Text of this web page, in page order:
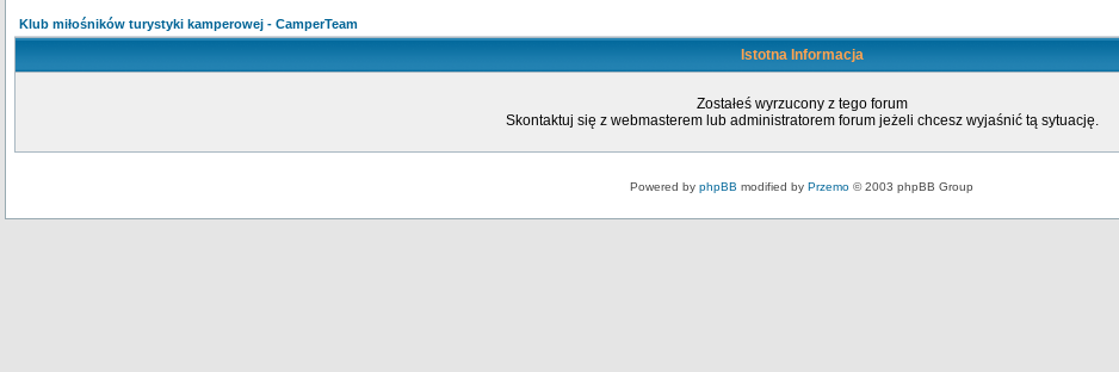
Klub miłośników turystyki kamperowej - CamperTeam
Istotna Informacja
Zostałeś wyrzucony z tego forum
Skontaktuj się z webmasterem lub administratorem forum jeżeli chcesz wyjaśnić tą sytuację.
Powered by phpBB modified by Przemo © 2003 phpBB Group